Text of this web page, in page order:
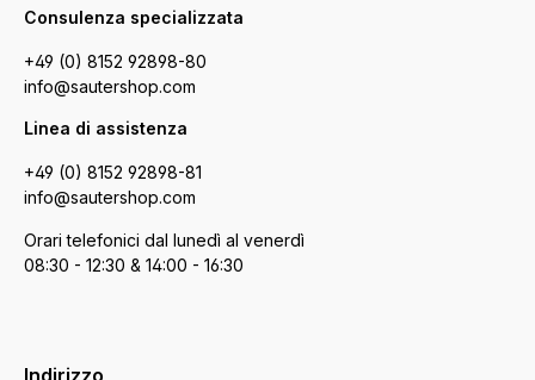
Consulenza specializzata
+49 (0) 8152 92898-80
info@sautershop.com
Linea di assistenza
+49 (0) 8152 92898-81
info@sautershop.com
Orari telefonici dal lunedì al venerdì
08:30 - 12:30 & 14:00 - 16:30
Indirizzo